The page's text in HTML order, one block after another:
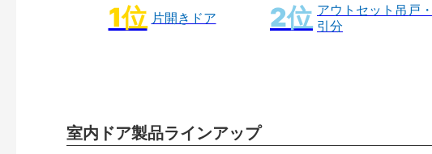
片開きドア
アウトセット吊戸・
引分
室内ドア製品ラインアップ